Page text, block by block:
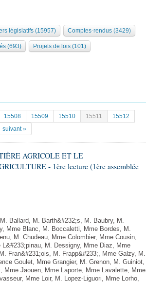
législatifs (15957) Comptes-rendus (3429)
(693) Projets de lois (101)
15508 15509 15510 15511
15512
suivant »
AGRICOLE ET LE
- 1ère lecture (1ère assemblée
Ballard, M. Barth&#232;s, M. Baubry, M.
Mme Blanc, M. Boccaletti, Mme Bordes, M.
M. Chudeau, Mme Colombier, Mme Cousin,
M. Dessigny, Mme Diaz, Mme
Fran&#231;ois, M. Frapp&#233;, Mme Galzy, M.
Goulet, Mme Grangier, M. Grenon, M. Guiniot,
Jaouen, Mme Laporte, Mme Lavalette, Mme
Mme Loir, M. Lopez-Liguori, Mme Lorho,